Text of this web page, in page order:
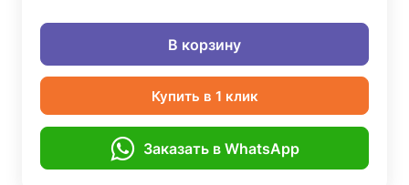
В корзину
Купить в 1 клик
Заказать в WhatsApp